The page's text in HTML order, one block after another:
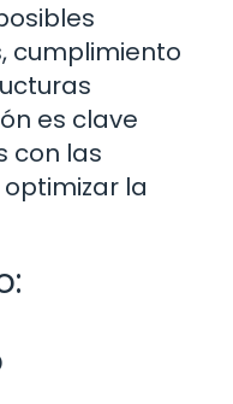
cumplimiento
es clave
con las
la